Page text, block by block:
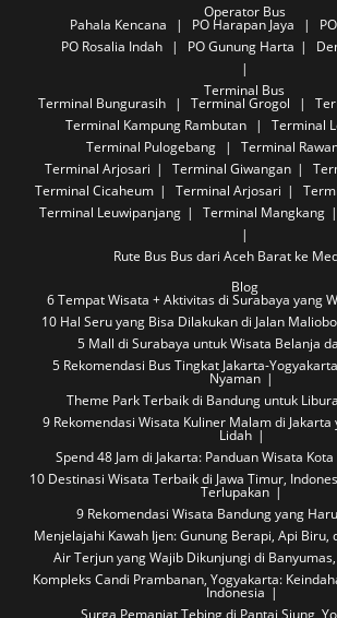
Operator Bus
Pahala Kencana PO Harapan Jaya
PO Rosalia Indah
PO Gunung Harta
Terminal Bus
Terminal Bungurasih Terminal Grogol
Terminal Kampung Rambutan
Terminal
Terminal Pulogebang
Terminal
Terminal Arjosari
Terminal Giwangan
Terminal Cicaheum
Terminal Arjosari
Terminal Leuwipanjang
Terminal Mangkang
Rute Bus Bus dari Aceh Barat ke
Blog
6 Tempat Wisata + Aktivitas di Surabaya yang
10 Hal Seru yang Bisa Dilakukan di Jalan
5 Mall di Surabaya untuk Wisata Belanja
5 Rekomendasi Bus Tingkat Jakarta-
Nyaman
Theme Park Terbaik di Bandung untuk
9 Rekomendasi Wisata Kuliner Malam di
Lidah
Spend 48 Jam di Jakarta: Panduan Wisata
10 Destinasi Wisata Terbaik di Jawa Timur,
Terlupakan
9 Rekomendasi Wisata Bandung yang
Menjelajahi Kawah Ijen: Gunung Berapi, Api Biru,
Air Terjun yang Wajib Dikunjungi di
Kompleks Candi Prambanan, Yogyakarta:
Indonesia
Surga Pemanjat Tebing di Pantai Siung,